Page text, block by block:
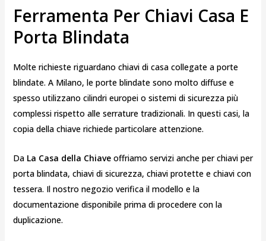
Ferramenta Per Chiavi Casa E
Porta Blindata
Molte richieste riguardano chiavi di casa collegate a porte
blindate. A Milano, le porte blindate sono molto diffuse e
spesso utilizzano cilindri europei o sistemi di sicurezza più
complessi rispetto alle serrature tradizionali. In questi casi, la
copia della chiave richiede particolare attenzione.
Da La Casa della Chiaveoffriamo servizi anche per chiavi per
porta blindata, chiavi di sicurezza, chiavi protette e chiavi con
tessera. Il nostro negozio verifica il modello e la
documentazione disponibile prima di procedere con la
duplicazione.